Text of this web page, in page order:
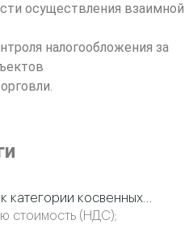
осуществления взаимной
налогообложения за
категории косвенных…
стоимость (НДС);